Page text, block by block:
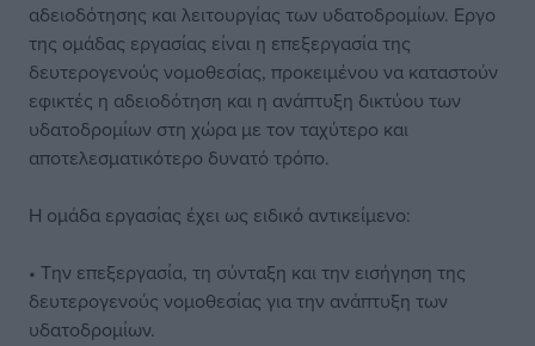
αδειοδότησης και λειτουργίας των υδατοδρομίων. Εργο
της ομάδας εργασίας είναι η επεξεργασία της
δευτερογενούς νομοθεσίας, προκειμένου να καταστούν
εφικτές η αδειοδότηση και η ανάπτυξη δικτύου των
υδατοδρομίων στη χώρα με τον ταχύτερο και
αποτελεσματικότερο δυνατό τρόπο.
Η ομάδα εργασίας έχει ως ειδικό αντικείμενο:
• Την επεξεργασία, τη σύνταξη και την εισήγηση της
δευτερογενούς νομοθεσίας για την ανάπτυξη των
υδατοδρομίων.